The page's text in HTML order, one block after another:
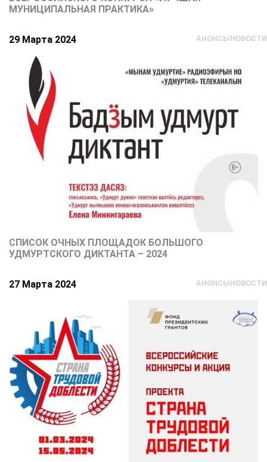
МУНИЦИПАЛЬНАЯ ПРАКТИКА»
29 Марта 2024 АНОНСЫНОВОСТИ
СПИСОК ОЧНЫХ ПЛОЩАДОК БОЛЬШОГО
УДМУРТСКОГО ДИКТАНТА – 2024
27 Марта 2024 АНОНСЫНОВОСТИ